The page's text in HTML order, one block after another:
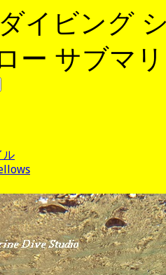
イビング
ー サブマ
ル